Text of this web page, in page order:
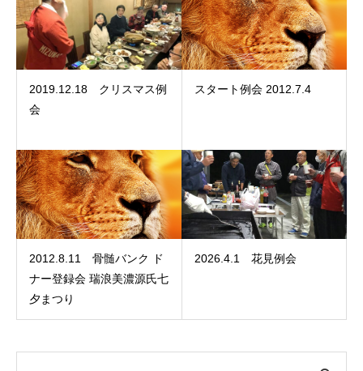
2019.12.18 クリスマス例
会
スタート例会 2012.7.4
2012.8.11 骨髄バンク ド
ナー登録会 瑞浪美濃源氏七
夕まつり
2026.4.1 花見例会